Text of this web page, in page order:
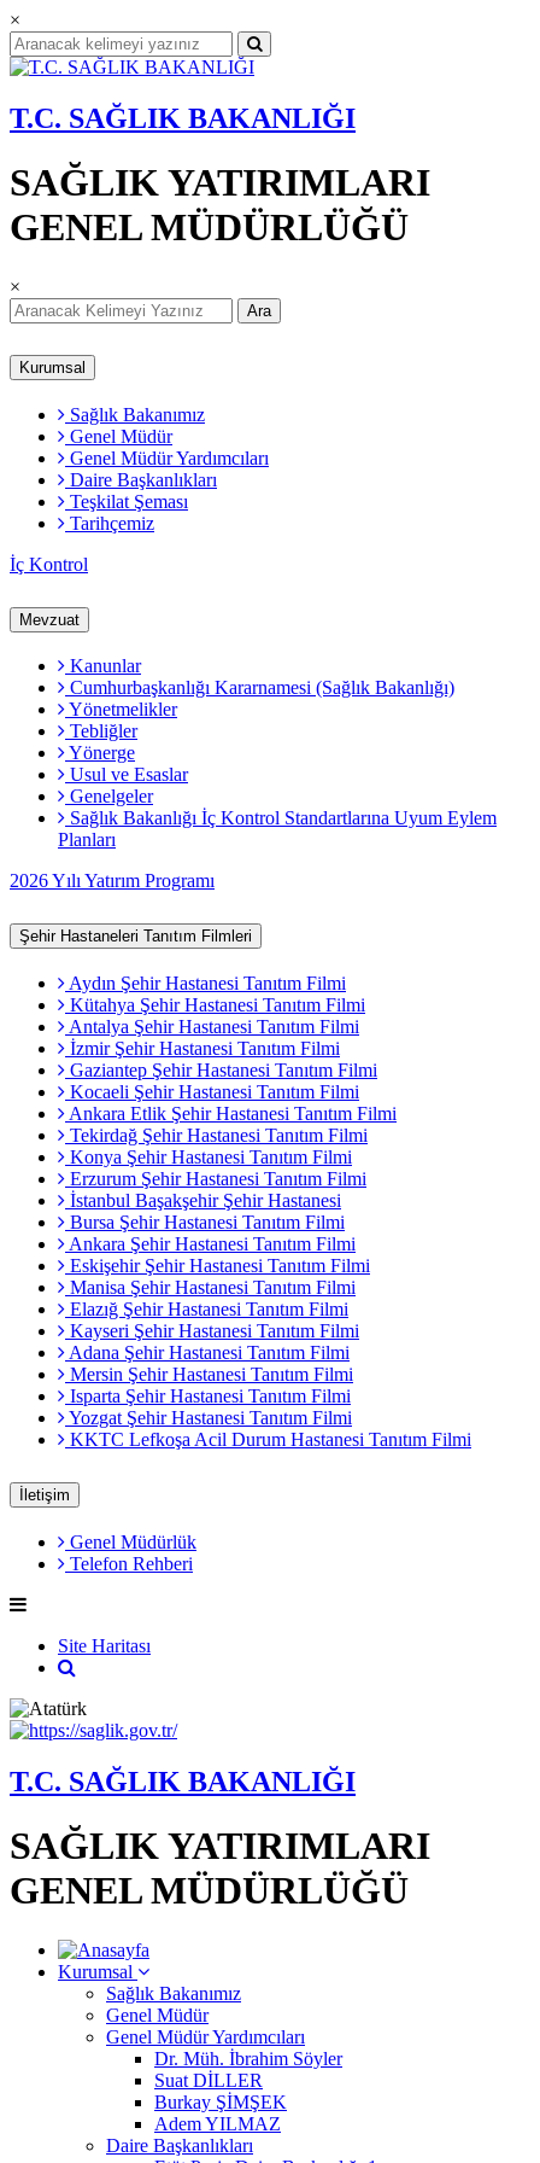
×
T.C. SAĞLIK BAKANLIĞI
SAĞLIK YATIRIMLARI
GENEL MÜDÜRLÜĞÜ
×
Ara
Kurumsal
Sağlık Bakanımız
Genel Müdür
Genel Müdür Yardımcıları
Daire Başkanlıkları
Teşkilat Şeması
Tarihçemiz
İç Kontrol
Mevzuat
Kanunlar
Cumhurbaşkanlığı Kararnamesi (Sağlık Bakanlığı)
Yönetmelikler
Tebliğler
Yönerge
Usul ve Esaslar
Genelgeler
Sağlık Bakanlığı İç Kontrol Standartlarına Uyum Eylem
Planları
2026 Yılı Yatırım Programı
Şehir Hastaneleri Tanıtım Filmleri
Aydın Şehir Hastanesi Tanıtım Filmi
Kütahya Şehir Hastanesi Tanıtım Filmi
Antalya Şehir Hastanesi Tanıtım Filmi
İzmir Şehir Hastanesi Tanıtım Filmi
Gaziantep Şehir Hastanesi Tanıtım Filmi
Kocaeli Şehir Hastanesi Tanıtım Filmi
Ankara Etlik Şehir Hastanesi Tanıtım Filmi
Tekirdağ Şehir Hastanesi Tanıtım Filmi
Konya Şehir Hastanesi Tanıtım Filmi
Erzurum Şehir Hastanesi Tanıtım Filmi
İstanbul Başakşehir Şehir Hastanesi
Bursa Şehir Hastanesi Tanıtım Filmi
Ankara Şehir Hastanesi Tanıtım Filmi
Eskişehir Şehir Hastanesi Tanıtım Filmi
Manisa Şehir Hastanesi Tanıtım Filmi
Elazığ Şehir Hastanesi Tanıtım Filmi
Kayseri Şehir Hastanesi Tanıtım Filmi
Adana Şehir Hastanesi Tanıtım Filmi
Mersin Şehir Hastanesi Tanıtım Filmi
Isparta Şehir Hastanesi Tanıtım Filmi
Yozgat Şehir Hastanesi Tanıtım Filmi
KKTC Lefkoşa Acil Durum Hastanesi Tanıtım Filmi
İletişim
Genel Müdürlük
Telefon Rehberi
Site Haritası
T.C. SAĞLIK BAKANLIĞI
SAĞLIK YATIRIMLARI
GENEL MÜDÜRLÜĞÜ
Kurumsal
Sağlık Bakanımız
Genel Müdür
Genel Müdür Yardımcıları
Dr. Müh. İbrahim Söyler
Suat DİLLER
Burkay ŞİMŞEK
Adem YILMAZ
Daire Başkanlıkları